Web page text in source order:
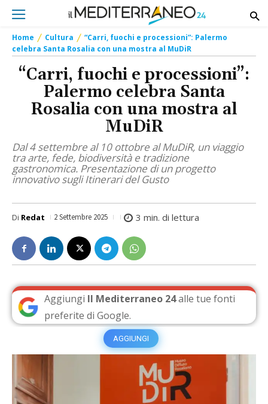
Home Cultura
“Carri, fuochi e processioni”: Palermo
celebra Santa Rosalia con una mostra al MuDiR
“Carri, fuochi e processioni”:
Palermo celebra Santa
Rosalia con una mostra al
MuDiR
Dal 4 settembre al 10 ottobre al MuDiR, un viaggio
tra arte, fede, biodiversità e tradizione
gastronomica. Presentazione di un progetto
innovativo sugli Itinerari del Gusto
Di Redat 2 Settembre 2025 3 min. di lettura
Aggiungi Il Mediterraneo 24alle tue fonti
preferite di Google.
AGGIUNGI